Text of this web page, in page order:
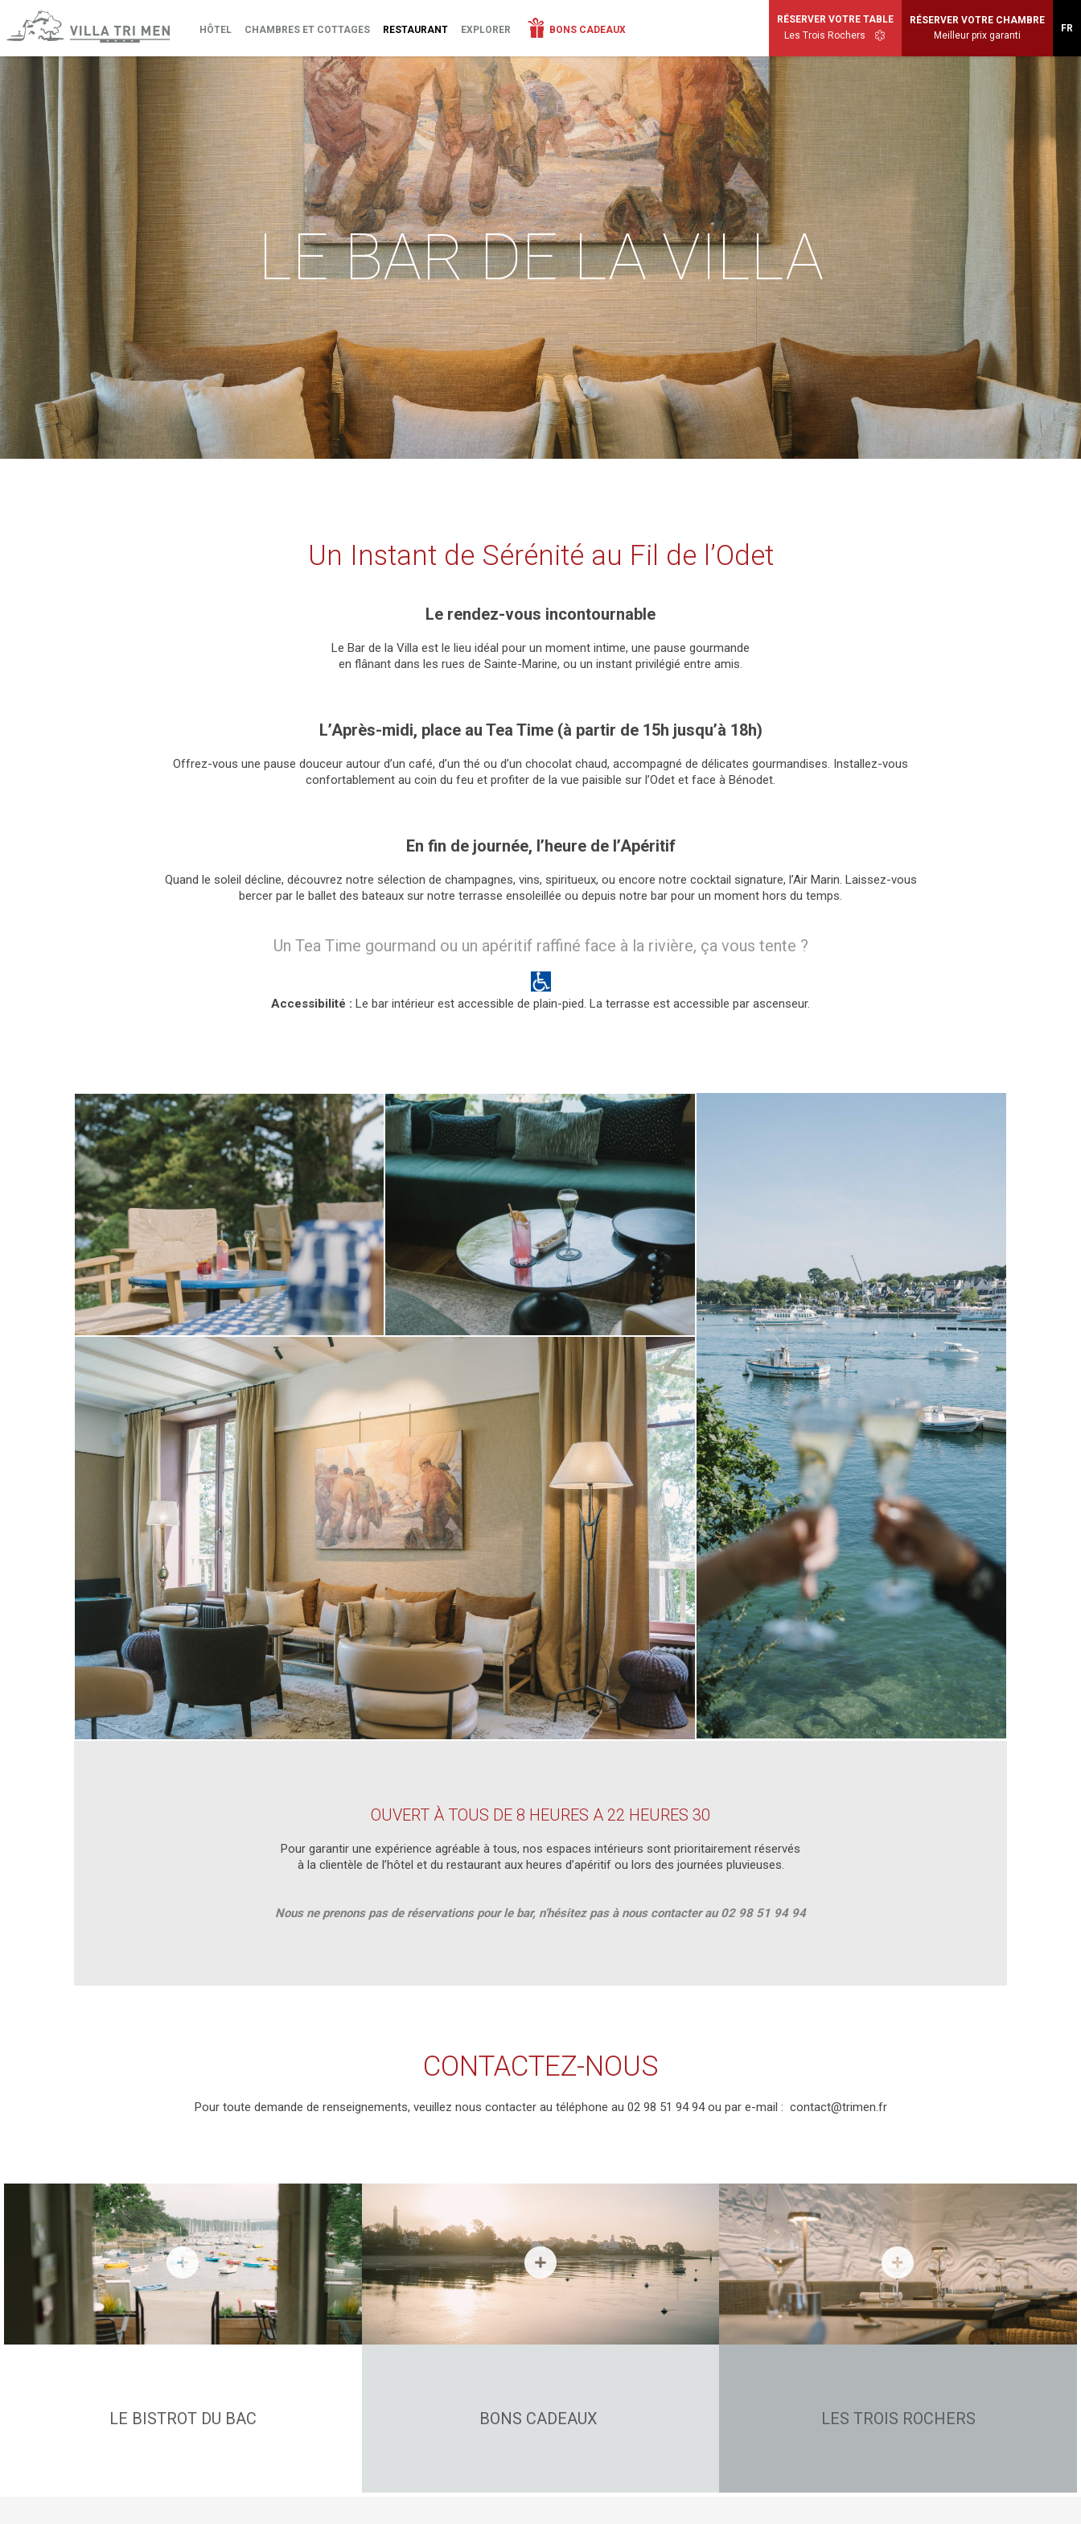
HÔTEL CHAMBRES ET COTTAGES RESTAURANT EXPLORER BONS CADEAUX
RÉSERVER VOTRE TABLE
Les Trois Rochers
RÉSERVER VOTRE CHAMBRE
Meilleur prix garanti
FR
LE BAR DE LA VILLA
Un Instant de Sérénité au Fil de l’Odet
Le rendez-vous incontournable
Le Bar de la Villa est le lieu idéal pour un moment intime, une pause gourmande
en flânant dans les rues de Sainte-Marine, ou un instant privilégié entre amis.
L’Après-midi, place au Tea Time (à partir de 15h jusqu’à 18h)
Offrez-vous une pause douceur autour d’un café, d’un thé ou d’un chocolat chaud, accompagné de délicates gourmandises. Installez-vous
confortablement au coin du feu et profiter de la vue paisible sur l’Odet et face à Bénodet.
En fin de journée, l’heure de l’Apéritif
Quand le soleil décline, découvrez notre sélection de champagnes, vins, spiritueux, ou encore notre cocktail signature, l’Air Marin. Laissez-vous
bercer par le ballet des bateaux sur notre terrasse ensoleillée ou depuis notre bar pour un moment hors du temps.
Un Tea Time gourmand ou un apéritif raffiné face à la rivière, ça vous tente ?
Accessibilité : Le bar intérieur est accessible de plain-pied. La terrasse est accessible par ascenseur.
OUVERT À TOUS DE 8 HEURES A 22 HEURES 30
Pour garantir une expérience agréable à tous, nos espaces intérieurs sont prioritairement réservés
à la clientèle de l’hôtel et du restaurant aux heures d’apéritif ou lors des journées pluvieuses.
Nous ne prenons pas de réservations pour le bar, n’hésitez pas à nous contacter au 02 98 51 94 94
CONTACTEZ-NOUS
Pour toute demande de renseignements, veuillez nous contacter au téléphone au 02 98 51 94 94 ou par e-mail : contact@trimen.fr
LE BISTROT DU BAC BONS CADEAUX LES TROIS ROCHERS